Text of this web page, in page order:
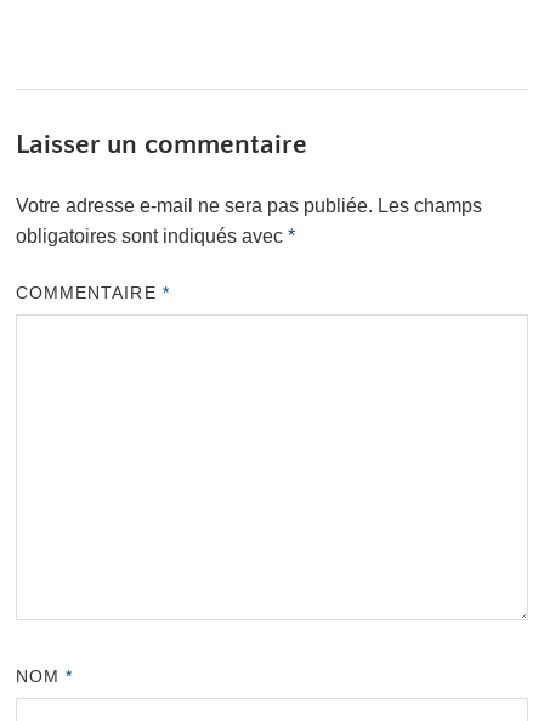
Laisser un commentaire
Votre adresse e-mail ne sera pas publiée. Les champs
obligatoires sont indiqués avec *
COMMENTAIRE *
NOM*